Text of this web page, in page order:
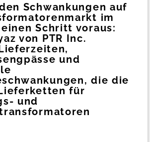
Schwankungen auf
im
Schritt voraus:
von PTR Inc.
und
die die
für
und